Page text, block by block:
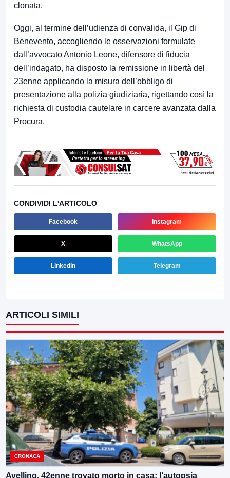
clonata.
Oggi, al termine dell’udienza di convalida, il Gip di
Benevento, accogliendo le osservazioni formulate
dall’avvocatoAntonio Leone, difensore di fiducia
dell’indagato, ha disposto la remissione in libertà del
23enne applicando la misura dell’obbligo di
presentazione alla polizia giudiziaria, rigettando così la
richiesta di custodia cautelare in carcere avanzata dalla
Procura.
CONDIVIDI L'ARTICOLO
Facebook Instagram
X WhatsApp
LinkedIn Telegram
ARTICOLI SIMILI
CRONACA
Avellino, 42enne trovato morto in casa: l’autopsia